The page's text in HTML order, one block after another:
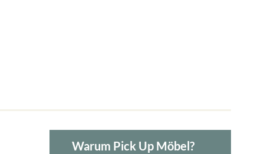
Warum Pick Up Möbel?